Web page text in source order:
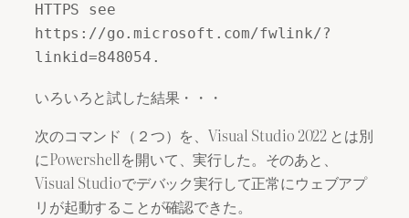
HTTPS see
https://go.microsoft.com/fwlink/?
linkid=848054.
いろいろと試した結果・・・
次のコマンド（２つ）を、Visual Studio 2022 とは別
にPowershellを開いて、実行した。そのあと、
Visual Studioでデバック実行して正常にウェブアプ
リが起動することが確認できた。